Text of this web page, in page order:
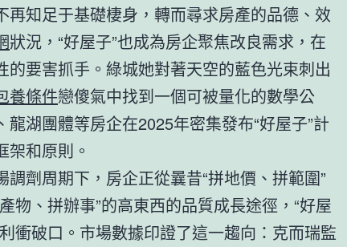
再知足于基礎棲身，轉而尋求房產的品德、效
狀況，“好屋子”也成為房企聚焦改良需求，在
的要害抓手。綠城她對著天空的藍色光束刺出
養條件戀傻氣中找到一個可被量化的數學公
湖團體等房企在2025年密集發布“好屋子”計
架和原則。
調劑周期下，房企正從曩昔“拼地價、拼範圍”
物、拼辦事”的高東西的品質成長途徑，“好屋
衝破口。市場數據印證了這一趨向：克而瑞監